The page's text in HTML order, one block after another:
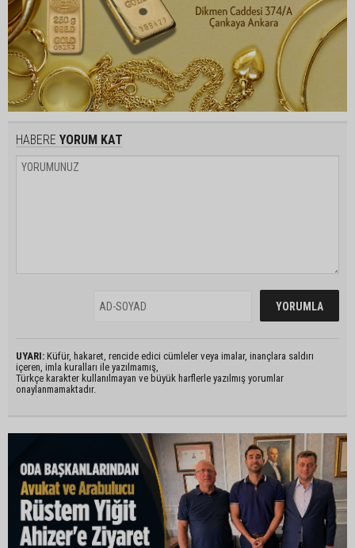
HABERE YORUM KAT
UYARI: Küfür, hakaret, rencide edici cümleler veya imalar, inançlara saldırı
içeren, imla kuralları ile yazılmamış,
Türkçe karakter kullanılmayan ve büyük harflerle yazılmış yorumlar
onaylanmamaktadır.